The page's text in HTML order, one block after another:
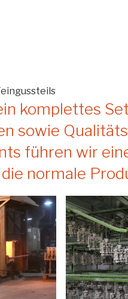
komplettes
sowie
führen wir
normale